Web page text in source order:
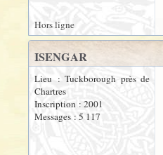
Hors ligne
ISENGAR
Lieu : Tuckborough près de
Chartres
Inscription : 2001
Messages : 5 117